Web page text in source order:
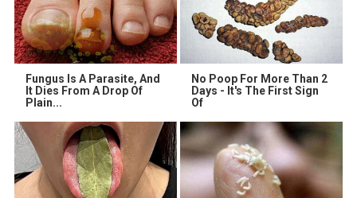
Fungus Is A Parasite, And
It Dies From A Drop Of
Plain...
No Poop For More Than 2
Days - It's The First Sign
Of